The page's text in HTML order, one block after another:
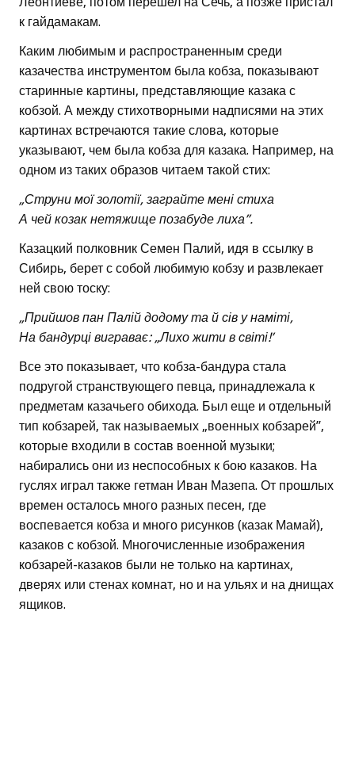
к гайдамакам.
Каким любимым и распространенным среди
казачества инструментом была кобза, показывают
старинные картины, представляющие казака с
кобзой. А между стихотворными надписями на этих
картинах встречаются такие слова, которые
указывают, чем была кобза для казака. Например, на
одном из таких образов читаем такой стих:
„Струни мої золотії, заграйте мені стиха
А чей козак нетяжище позабуде лиха”.
Казацкий полковник Семен Палий, идя в ссылку в
Сибирь, берет с собой любимую кобзу и развлекает
ней свою тоску:
„Прийшов пан Палій додому та й сів у наміті,
На бандурці виграває: „Лихо жити в світі!’
Все это показывает, что кобза-бандура стала
подругой странствующего певца, принадлежала к
предметам казачьего обихода. Был еще и отдельный
тип кобзарей, так называемых „военных кобзарей”,
которые входили в состав военной музыки;
набирались они из неспособных к бою казаков. На
гуслях играл также гетман Иван Мазепа. От прошлых
времен осталось много разных песен, где
воспевается кобза и много рисунков (казак Мамай),
казаков с кобзой. Многочисленные изображения
кобзарей-казаков были не только на картинах,
дверях или стенах комнат, но и на ульях и на днищах
ящиков.